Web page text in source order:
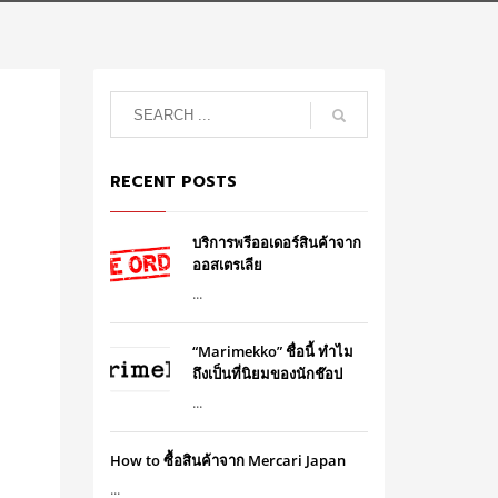
RECENT POSTS
บริการพรีออเดอร์สินค้าจาก
ออสเตรเลีย
...
“Marimekko” ชื่อนี้ ทำไม
ถึงเป็นที่นิยมของนักช๊อป
...
How to ซื้อสินค้าจาก Mercari Japan
...